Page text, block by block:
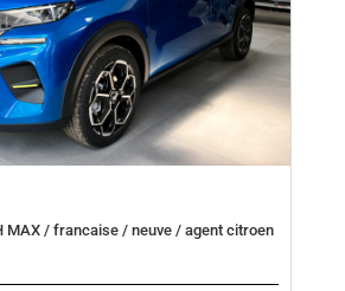
MAX / francaise / neuve / agent citroen